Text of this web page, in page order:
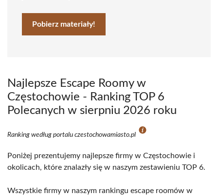
Pobierz materiały!
Najlepsze Escape Roomy w
Częstochowie - Ranking TOP 6
Polecanych w sierpniu 2026 roku
Ranking według portalu czestochowamiasto.pl
Poniżej prezentujemy najlepsze firmy w Częstochowie i
okolicach, które znalazły się w naszym zestawieniu TOP 6.
Wszystkie firmy w naszym rankingu escape roomów w